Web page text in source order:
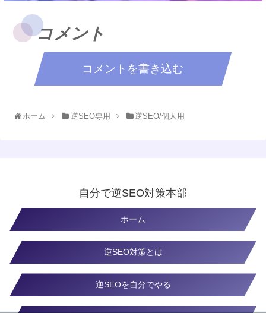
コメント
コメントを書き込む
ホーム 逆SEO専用 逆SEO/個人用
自分で逆SEO対策本部
ホーム
逆SEO対策とは
逆SEOを自分でやる